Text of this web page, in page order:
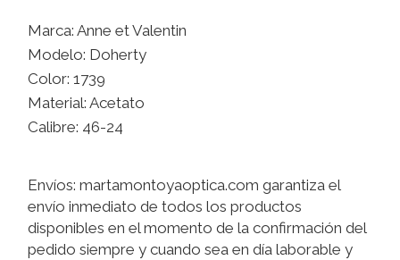
Marca: Anne et Valentin
Modelo: Doherty
Color: 1739
Material: Acetato
Calibre: 46-24
Envíos: martamontoyaoptica.com garantiza el
envío inmediato de todos los productos
disponibles en el momento de la confirmación del
pedido siempre y cuando sea en día laborable y